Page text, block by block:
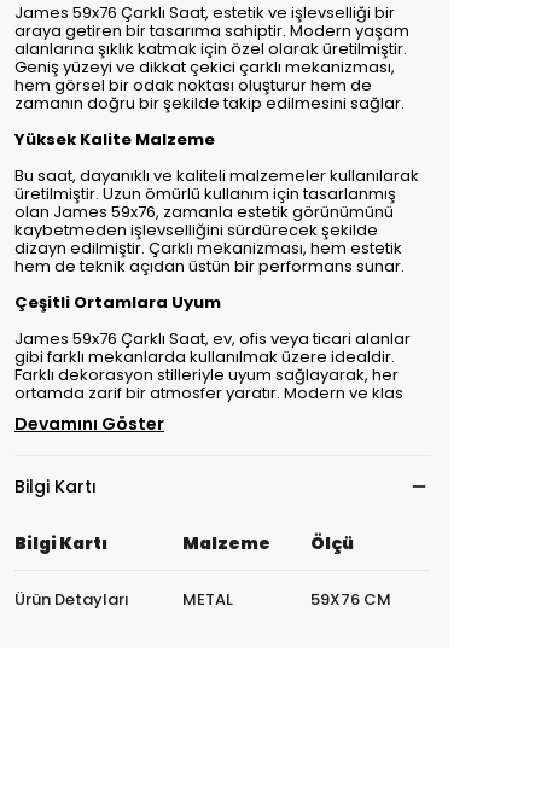
James 59x76 Çarklı Saat, estetik ve işlevselliği bir
araya getiren bir tasarıma sahiptir. Modern yaşam
alanlarına şıklık katmak için özel olarak üretilmiştir.
Geniş yüzeyi ve dikkat çekici çarklı mekanizması,
hem görsel bir odak noktası oluşturur hem de
zamanın doğru bir şekilde takip edilmesini sağlar.
Yüksek Kalite Malzeme
Bu saat, dayanıklı ve kaliteli malzemeler kullanılarak
üretilmiştir. Uzun ömürlü kullanım için tasarlanmış
olan James 59x76, zamanla estetik görünümünü
kaybetmeden işlevselliğini sürdürecek şekilde
dizayn edilmiştir. Çarklı mekanizması, hem estetik
hem de teknik açıdan üstün bir performans sunar.
Çeşitli Ortamlara Uyum
James 59x76 Çarklı Saat, ev, ofis veya ticari alanlar
gibi farklı mekanlarda kullanılmak üzere idealdir.
Farklı dekorasyon stilleriyle uyum sağlayarak, her
ortamda zarif bir atmosfer yaratır. Modern ve klas
Devamını Göster
Bilgi Kartı
Bilgi Kartı Malzeme Ölçü
Ürün Detayları METAL 59X76 CM